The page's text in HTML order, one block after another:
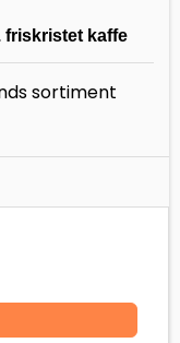
friskristet kaffe
sortiment